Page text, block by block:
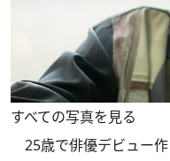
すべての写真を見る
25歳で俳優デビュー作